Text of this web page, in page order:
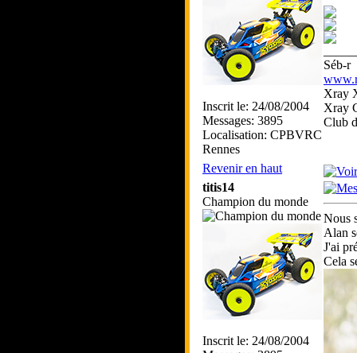
Inscrit le: 24/08/2004
Messages: 3895
Localisation: CPBVRC
Rennes
Séb-r
Xray
Xray
Club
Revenir en haut
titis14
Champion du monde
Inscrit le: 24/08/2004
Nous
Alan
J'ai
Cela